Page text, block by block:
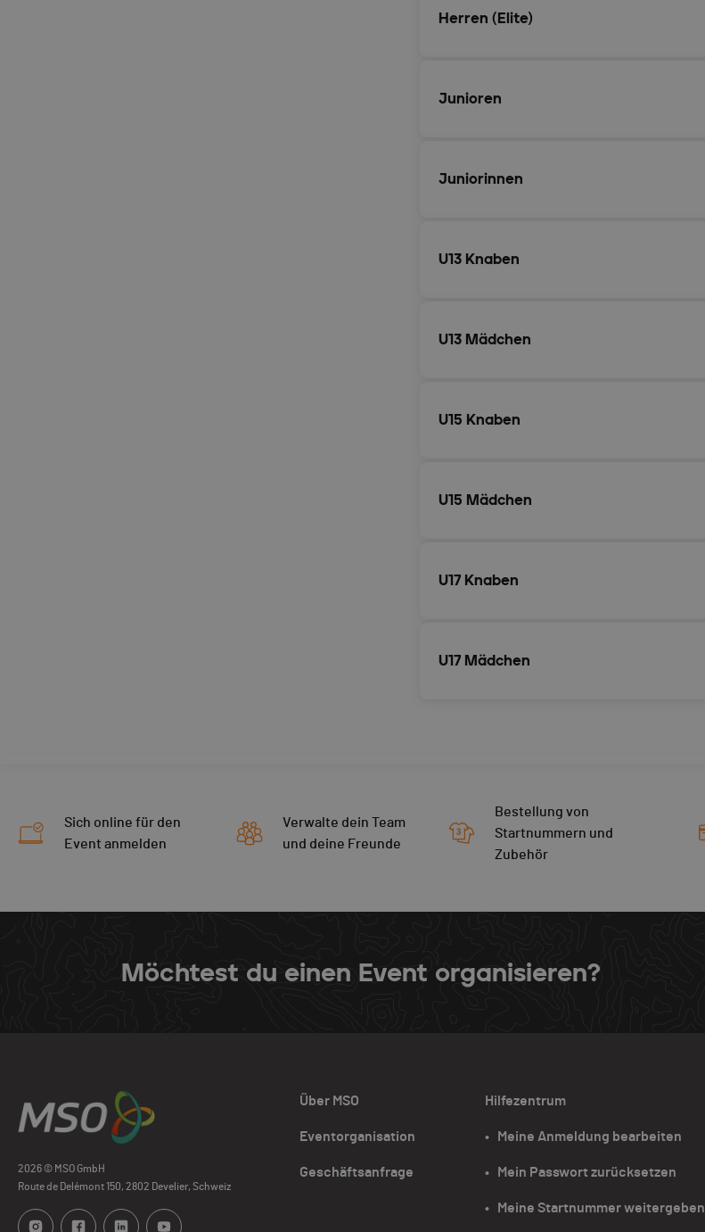
Herren (Elite)
Junioren
Juniorinnen
U13 Knaben
U13 Mädchen
U15 Knaben
U15 Mädchen
U17 Knaben
U17 Mädchen
Sich online für den
Event anmelden
Verwalte dein Team
und deine Freunde
Bestellung von
Startnummern und
Zubehör
Möchtest du einen Event organisieren?
2026 © MSO GmbH
Route de Delémont 150, 2802 Develier, Schweiz
Über MSO
Eventorganisation
Geschäftsanfrage
Hilfezentrum
•   Meine Anmeldung bearbeiten
•   Mein Passwort zurücksetzen
•   Meine Startnummer weitergeben